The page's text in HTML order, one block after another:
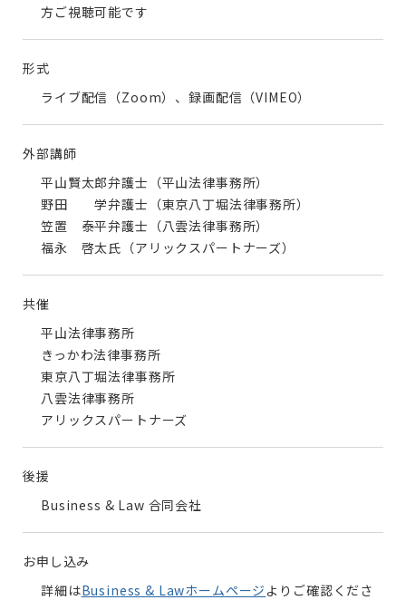
方ご視聴可能です
形式
ライブ配信（Zoom）、録画配信（VIMEO）
外部講師
平山賢太郎弁護士（平山法律事務所）
野田 学弁護士（東京八丁堀法律事務所）
笠置 泰平弁護士（八雲法律事務所）
福永 啓太氏（アリックスパートナーズ）
共催
平山法律事務所
きっかわ法律事務所
東京八丁堀法律事務所
八雲法律事務所
アリックスパートナーズ
後援
Business & Law 合同会社
お申し込み
詳細はBusiness & Lawホームページ よりご確認くださ